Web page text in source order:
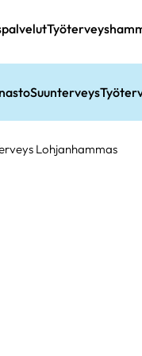
Suunterveys
Lohjanhammas